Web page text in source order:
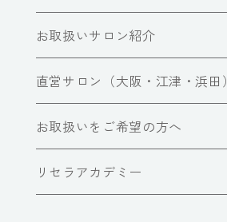
お取扱いサロン紹介
直営サロン（大阪・江津・浜田）
お取扱いをご希望の方へ
リセラアカデミー